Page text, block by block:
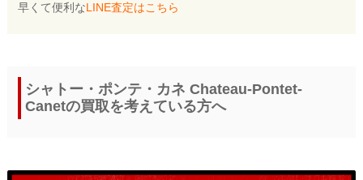
早くて便利なLINE査定はこちら
シャトー・ポンテ・カネ Chateau-Pontet-
Canetの買取を考えている方へ